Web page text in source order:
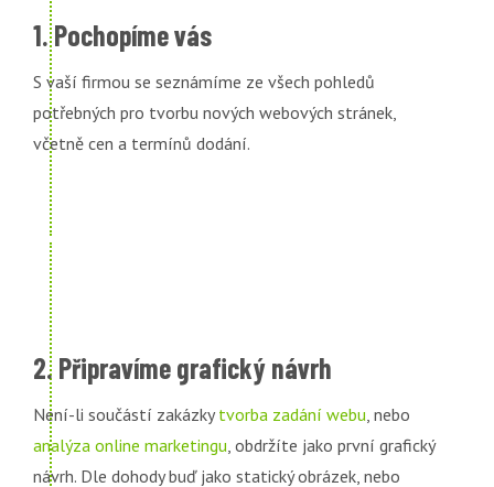
1. Pochopíme vás
S vaší firmou se seznámíme ze všech pohledů
potřebných pro tvorbu nových webových stránek,
včetně cen a termínů dodání.
2. Připravíme grafický návrh
Není-li součástí zakázkytvorba zadání webu, nebo
analýza online marketingu, obdržíte jako první grafický
návrh. Dle dohody buď jako statický obrázek, nebo